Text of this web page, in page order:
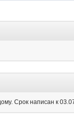
Срок написан к